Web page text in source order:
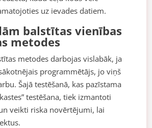
uz ievades datiem.
balstītas vienības
metodes
metodes darbojas vislabāk, ja
programmētājs, jo viņš
Šajā testēšanā, kas pazīstama
testēšana, tiek izmantoti
veikti riska novērtējumi, lai